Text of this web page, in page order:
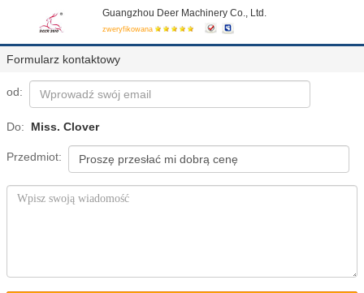
Guangzhou Deer Machinery Co., Ltd.
zweryfikowana
Formularz kontaktowy
od:
Do: Miss. Clover
Przedmiot: